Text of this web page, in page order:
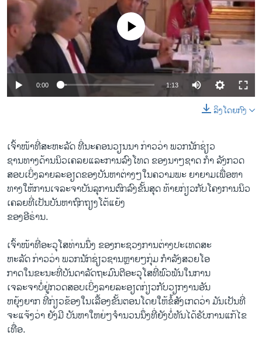
ຊີວິດຊາວລາວ
ຊຸມຊົນຊາວລາວ
ວິທະຍາສາດ-ເທັກໂນໂລຈີ
ທຸລະກິດ
ພາສາອັງກິດ
ສຽງ
ລາຍການກະຈາຍສຽງ
ລາຍງານ
ຕິດຕາມພວກເຮົາ ທີ່
ພາສາຕ່າງໆ
No media source currently available
0:00 1:13
ລິງໂດຍກົງ
ເຈົ້າໜ້າທີ່ສະຫະລັດ ທີ່ນະຄອນວຽນນາ ກ່າວວ່າ ພວກນັກຊ່ຽວ
ຊານທາງດ້ານນິວເຄລຍແລະການລົງໂທດ ຂອງນາໆຊາດ ກຳ ລັງກວດ
ສອບເບິ່ງລາຍລະອຽດຂອງບັນຫາຕ່າງໆໃນຄວາມພະ ຍາຍາມເພື່ອຫາ
ທາງໃຫ້ການເຈລະຈາບັນລຸການຕົກລົງຂັ້ນສຸດ ທ້າຍກ່ຽວກັບໂຄງການນິວ
ເຄລຍທີ່ເປັນບັນຫາຖົກຖຽງໂຕ້ແຍ້ງ
ຂອງອີຣ່ານ.
ເຈົ້າໜ້າທີ່ອະວຸໂສທ່ານນຶ່ງ ຂອງກະຊວງການຕ່າງປະເທດສະ
ຫະລັດ ກ່າວວ່າ ພວກນັກຊ່ຽວຊານຫຼາຍໆກຸ່ມ ກຳລັງສວຍໂອ
ກາດໃນຂະນະທີ່ບັນດາລັດຖະມົນຕີອະວຸໂສທີ່ພົວພັນໃນການ
ເຈລະຈາບໍ່ຢູ່ກວດສອບເບິ່ງລາຍລະອຽດກ່ຽວກັບວຽກງານອັນ
ຫຍຸ້ງຍາກ ທີ່ກ່ຽວຂ້ອງໃນເລື້ອງຂັ້ນຕອນໂດຍໃຫ້ຂໍ້ສັງເກດວ່າ ມັນເປັນທີ່
ຈະແຈ້ງວ່າ ຍັງມີ ບັນຫາໃຫຍ່ໆຈຳນວນນຶ່ງທີ່ຍັງບໍ່ທັນໄດ້ຮັບການແກ້ໄຂ
ເທື່ອ.